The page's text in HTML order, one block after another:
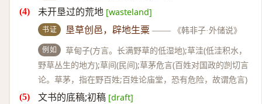
未开垦过的荒地 [wasteland]
书证 垦草创邑，辟地生粟 —— 《韩非子·外储说》
例如
草甸子(方言。长满野草的低湿地);草洼(低洼积水，
野草丛生的地方);草间(民间);草茅危言(百姓对国政的剀切言
论。草茅，指在野百姓;百姓论庙堂，恐有危险，故谓危言)
文书的底稿;初稿 [draft]